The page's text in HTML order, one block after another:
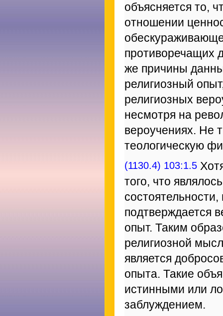
объясняется то,
отношении
противоречащих
же причины
религиозный
религиозных
несмотря на
вероучениях. Не
теологическую
(1130.4) 103:1.5
того, что
подтверждается
опыт. Таким
религиозной
является
опыта. Такие
истинными или
заблуждением.